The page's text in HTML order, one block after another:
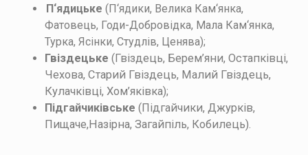
П ‘ядицьке (П‘ядики, Велика Кам‘янка,
Фатовець, Годи-Добровідка, Мала Кам‘янка,
Турка, Ясінки, Студлів, Ценява);
Гвіздецьке ( Гвіздець, Берем’яни, Остапківці,
Чехова, Старий Гвіздець, Малий Гвіздець,
Кулачківці, Хом’яківка);
Підгайчиківське (Підгайчики, Джурків,
Пищаче,Назірна, Загайпіль, Кобилець).